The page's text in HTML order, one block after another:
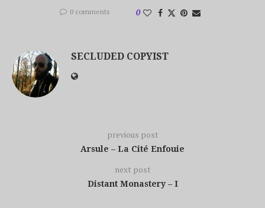
0 comments 0
SECLUDED COPYIST
previous post
Arsule – La Cité Enfouie
next post
Distant Monastery – I